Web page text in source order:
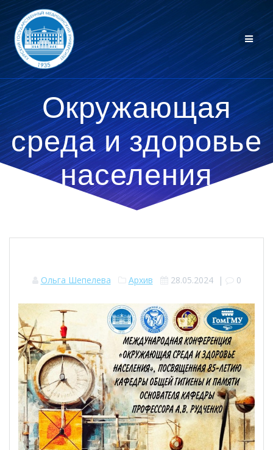
Перейти
к
контенту
Окружающая
среда и здоровье
населения
Ольга Шепелева Архив 28.05.2024| 0